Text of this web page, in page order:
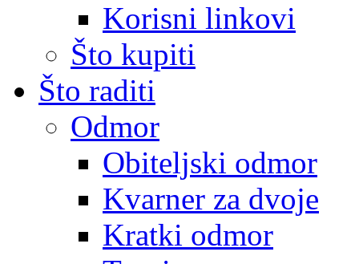
Korisni linkovi
Što kupiti
Što raditi
Odmor
Obiteljski odmor
Kvarner za dvoje
Kratki odmor